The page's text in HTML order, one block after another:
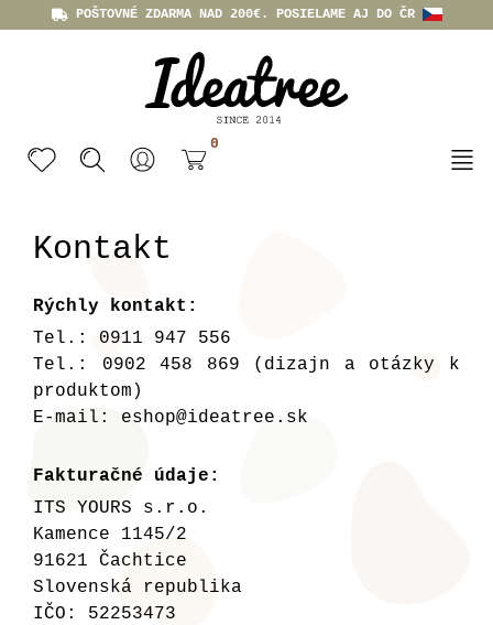
POŠTOVNÉ ZDARMA NAD 200€. POSIELAME AJ DO ČR
0
Kontakt
Rýchly kontakt:
Tel.: 0911 947 556
Tel.: 0902 458 869
(dizajn a otázky k
produktom)
E-mail: eshop@ideatree.sk
Fakturačné údaje:
ITS YOURS s.r.o.
Kamence 1145/2
91621 Čachtice
Slovenská republika
IČO: 52253473